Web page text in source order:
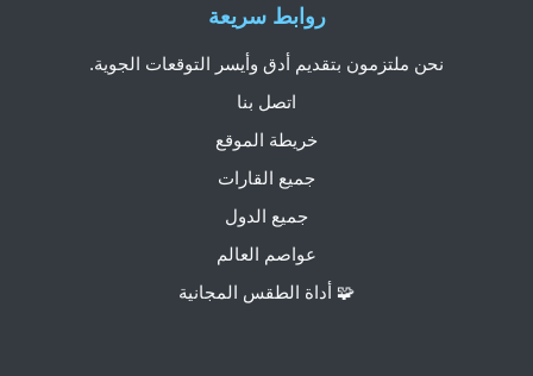
روابط سريعة
نحن ملتزمون بتقديم أدق وأيسر التوقعات الجوية.
اتصل بنا
خريطة الموقع
جميع القارات
جميع الدول
عواصم العالم
🧩 أداة الطقس المجانية